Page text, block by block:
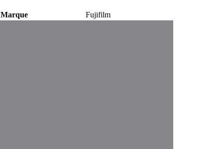
Marque Fujifilm